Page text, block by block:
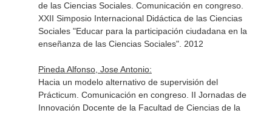
de las Ciencias Sociales. Comunicación en congreso.
XXII Simposio Internacional Didáctica de las Ciencias
Sociales "Educar para la participación ciudadana en la
enseñanza de las Ciencias Sociales". 2012
Pineda Alfonso, Jose Antonio:
Hacia un modelo alternativo de supervisión del
Prácticum. Comunicación en congreso. II Jornadas de
Innovación Docente de la Facultad de Ciencias de la